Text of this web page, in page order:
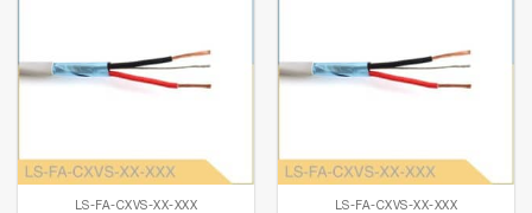
LS-FA-CXVS-XX-XXX LS-FA-CXVS-XX-XXX